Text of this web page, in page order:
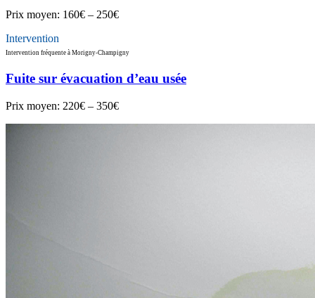
Prix moyen: 160€ – 250€
Intervention
Intervention fréquente à Morigny-Champigny
Fuite sur évacuation d’eau usée
Prix moyen: 220€ – 350€